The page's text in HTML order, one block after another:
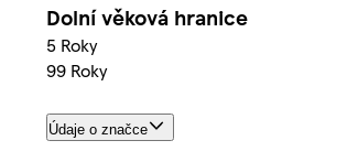
Dolní věková hranice
5 Roky
99 Roky
Údaje o značce